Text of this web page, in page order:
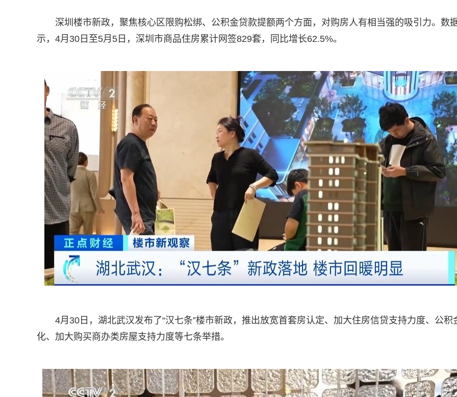
深圳楼市新政，聚焦核心区限购松绑、公积金贷款提额两个方面，对购房人有相当强的吸引力。数
示，4月30日至5月5日，深圳市商品住房累计网签829套，同比增长62.5%。
4月30日，湖北武汉发布了“汉七条”楼市新政，推出放宽首套房认定、加大住房信贷支持力度、公积
化、加大购买商办类房屋支持力度等七条举措。